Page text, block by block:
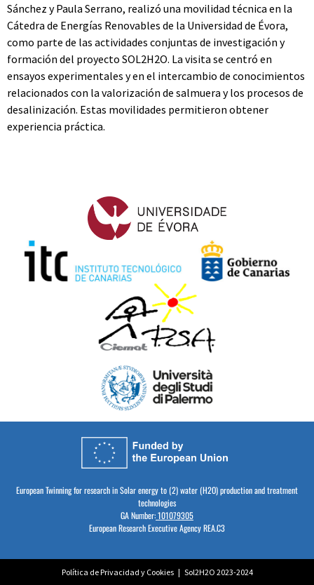
Sánchez y Paula Serrano, realizó una movilidad técnica en la
Cátedra de Energías Renovables de la Universidad de Évora,
como parte de las actividades conjuntas de investigación y
formación del proyecto SOL2H2O. La visita se centró en
ensayos experimentales y en el intercambio de conocimientos
relacionados con la valorización de salmuera y los procesos de
desalinización. Estas movilidades permitieron obtener
experiencia práctica.
European Twinning for research in Solar energy to (2) water (H2O) production and treatment
technologies
GA Number:101079305
European Research Executive Agency REA.C3
Política de Privacidad y Cookies| Sol2H2O 2023-2024